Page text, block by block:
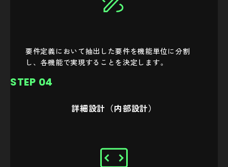
要件定義において抽出した要件を機能単位に分割
し、各機能で実現することを決定します。
詳細設計（内部設計）
STEP 04